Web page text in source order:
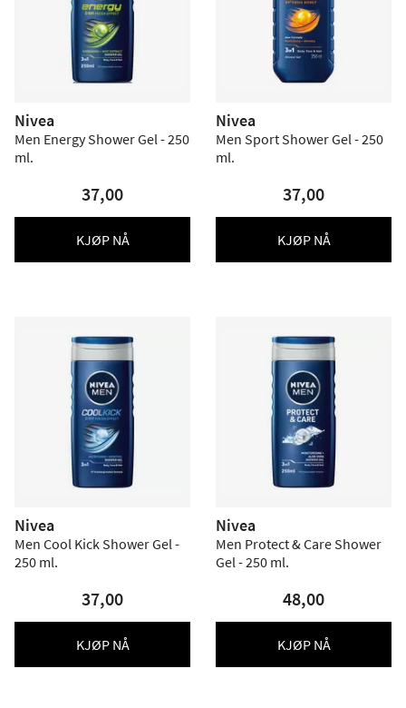
Nivea
Men Energy Shower Gel - 250
ml.
37,00
KJØP NÅ
Nivea
Men Sport Shower Gel - 250
ml.
37,00
KJØP NÅ
Nivea
Men Cool Kick Shower Gel -
250 ml.
37,00
KJØP NÅ
Nivea
Men Protect & Care Shower
Gel - 250 ml.
48,00
KJØP NÅ